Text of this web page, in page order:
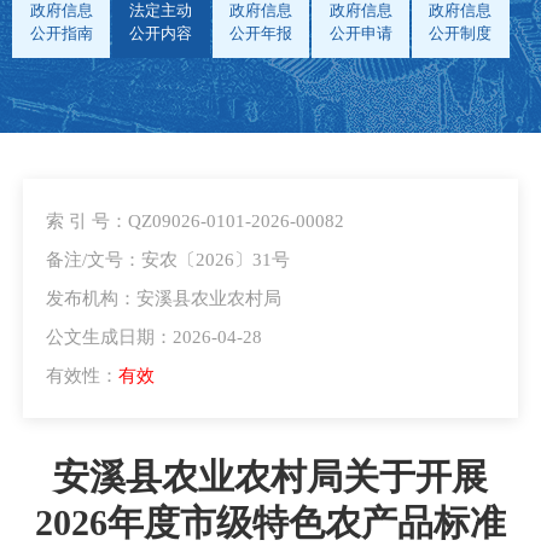
政府信息
公开指南
法定主动
公开内容
政府信息
公开年报
政府信息
公开申请
政府信息
公开制度
索 引 号：QZ09026-0101-2026-00082
备注/文号：安农〔2026〕31号
发布机构：安溪县农业农村局
公文生成日期：2026-04-28
有效性： 有效
安溪县农业农村局关于开展
2026年度市级特色农产品标准